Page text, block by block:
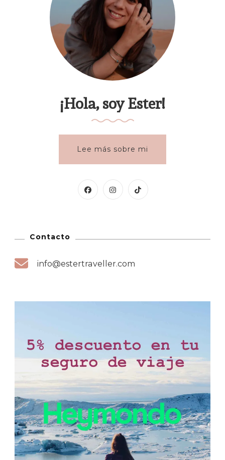
¡Hola, soy Ester!
Lee más sobre mi
Contacto
info@estertraveller.com